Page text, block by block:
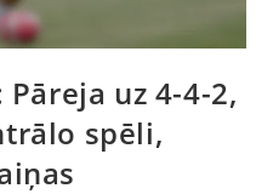
uz 4-4-2,
spēli,